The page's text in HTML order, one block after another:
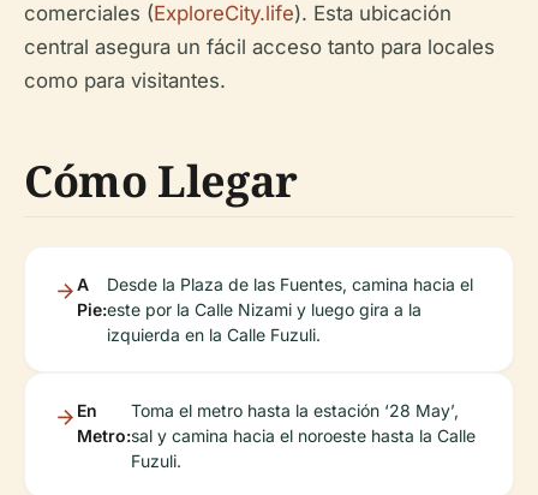
comerciales (ExploreCity.life). Esta ubicación
central asegura un fácil acceso tanto para locales
como para visitantes.
Cómo Llegar
A
Pie:
Desde la Plaza de las Fuentes, camina hacia el
este por la Calle Nizami y luego gira a la
izquierda en la Calle Fuzuli.
En
Metro:
Toma el metro hasta la estación ‘28 May’,
sal y camina hacia el noroeste hasta la Calle
Fuzuli.